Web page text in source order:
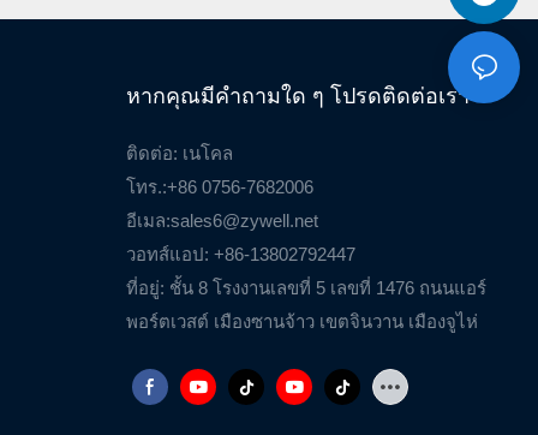
หากคุณมีคำถามใด ๆ โปรดติดต่อเรา
ติดต่อ: เนโคล
โทร.:+86 0756-7682006
อีเมล:sales6@zywell.net
วอทส์แอป: +86-13802792447
ที่อยู่: ชั้น 8 โรงงานเลขที่ 5 เลขที่ 1476 ถนนแอร์
พอร์ตเวสต์ เมืองซานจ้าว เขตจินวาน เมืองจูไห่